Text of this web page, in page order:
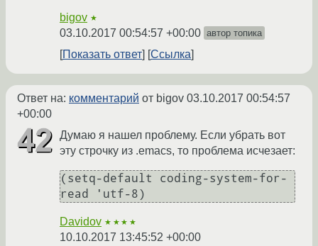
bigov ★
03.10.2017 00:54:57 +00:00 автор топика
Показать ответ Ссылка
Ответ на: комментарий от bigov 03.10.2017 00:54:57
+00:00
Думаю я нашел проблему. Если убрать вот
эту строчку из .emacs, то проблема исчезает:
(setq-default coding-system-for-
Davidov ★★★★
10.10.2017 13:45:52 +00:00